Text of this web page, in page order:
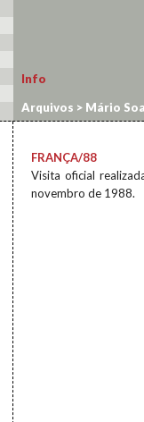
Info
Arquivos > Mário
estrangeiro>
FRANÇA/88
Visita oficial
novembro de 1988.